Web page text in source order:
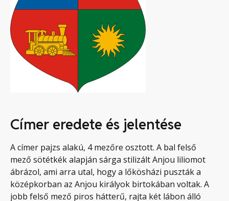
Címer eredete és jelentése
A címer pajzs alakú, 4 mezőre osztott. A bal felső
mező sötétkék alapján sárga stilizált Anjou liliomot
ábrázol, ami arra utal, hogy a lőkösházi puszták a
középkorban az Anjou királyok birtokában voltak. A
jobb felső mező piros hátterű, rajta két lábon álló